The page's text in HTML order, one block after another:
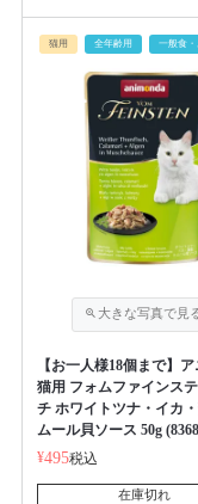
猫用 全年齢用 一般食
【お一人様18個まで】
猫用 フォムファインス
チ ホワイトツナ・イカ・
ムール貝ソース 50g
¥495税込
在庫切れ